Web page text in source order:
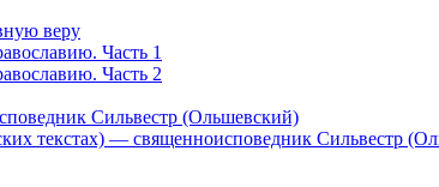
веру
Часть 1
Часть 2
Сильвестр (Ольшевский)
текстах) — священноисповедник Сильвестр